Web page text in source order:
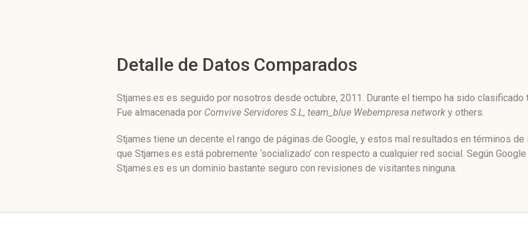
Detalle de Datos Comparados
Stjames.es es seguido por nosotros desde octubre, 2011. Durante el tiempo ha sido clasificado
Fue almacenada por Comvive Servidores S.L, team_blue Webempresa network y others.
Stjames tiene un decente el rango de páginas de Google, y estos mal resultados en términos de
que Stjames.es está pobremente ‘socializado’ con respecto a cualquier red social. Según
Stjames.es es un dominio bastante seguro con revisiones de visitantes ninguna.